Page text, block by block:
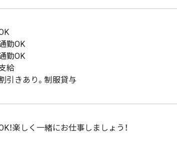
勤OK
勤OK
給
引きあり。制服貸与
！楽しく一緒にお仕事しましょう！